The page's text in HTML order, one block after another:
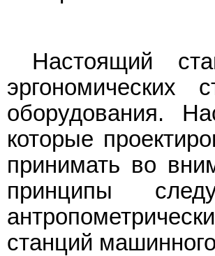
Настоящий
эргономических
оборудования.
которые
принимать во
принципы
станций